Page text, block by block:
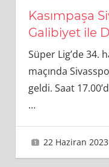
Kasımpaşa
Galibiyet ile
Süper Lig’de 34.
maçında
geldi. Saat
…
22 Haziran 2023